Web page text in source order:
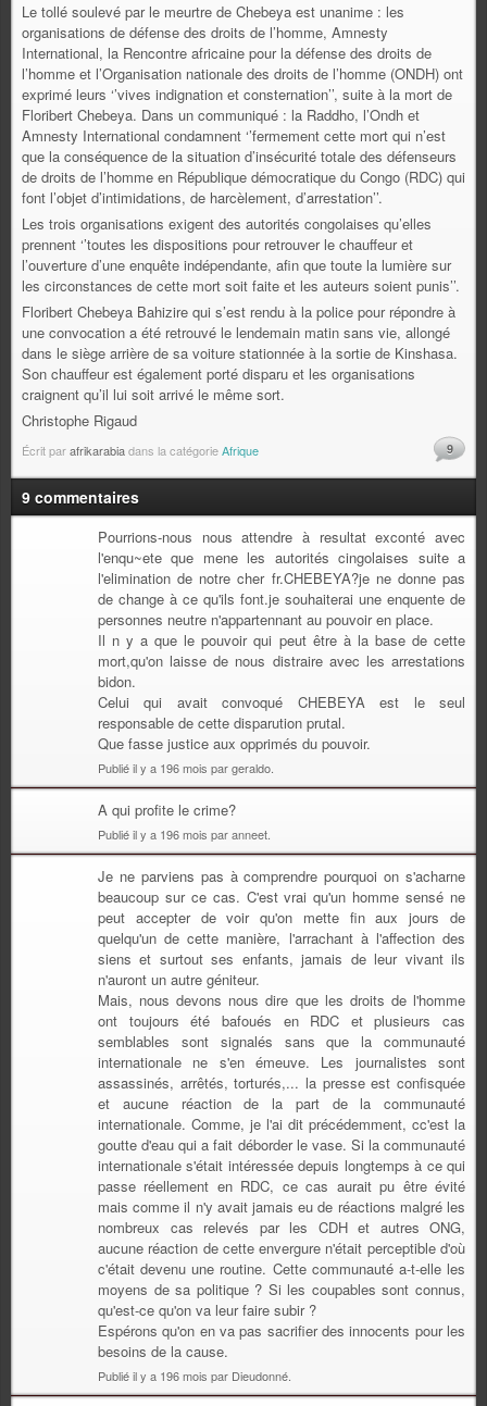
Le tollé soulevé par le meurtre de Chebeya est unanime : les
organisations de défense des droits de l’homme, Amnesty
International, la Rencontre africaine pour la défense des droits de
l’homme et l’Organisation nationale des droits de l’homme (ONDH) ont
exprimé leurs ‘’vives indignation et consternation’’, suite à la mort de
Floribert Chebeya. Dans un communiqué : la Raddho, l’Ondh et
Amnesty International condamnent ‘’fermement cette mort qui n’est
que la conséquence de la situation d’insécurité totale des défenseurs
de droits de l’homme en République démocratique du Congo (RDC) qui
font l’objet d’intimidations, de harcèlement, d’arrestation’’.
Les trois organisations exigent des autorités congolaises qu’elles
prennent ‘’toutes les dispositions pour retrouver le chauffeur et
l’ouverture d’une enquête indépendante, afin que toute la lumière sur
les circonstances de cette mort soit faite et les auteurs soient punis’’.
Floribert Chebeya Bahizire qui s’est rendu à la police pour répondre à
une convocation a été retrouvé le lendemain matin sans vie, allongé
dans le siège arrière de sa voiture stationnée à la sortie de Kinshasa.
Son chauffeur est également porté disparu et les organisations
craignent qu’il lui soit arrivé le même sort.
Christophe Rigaud
Écrit parafrikarabiadans la catégorieAfrique 9
9 commentaires
Pourrions-nous nous attendre à resultat exconté avec
l'enqu~ete que mene les autorités cingolaises suite a
l'elimination de notre cher fr.CHEBEYA?je ne donne pas
de change à ce qu'ils font.je souhaiterai une enquente de
personnes neutre n'appartennant au pouvoir en place.
Il n y a que le pouvoir qui peut être à la base de cette
mort,qu'on laisse de nous distraire avec les arrestations
bidon.
Celui qui avait convoqué CHEBEYA est le seul
responsable de cette disparution prutal.
Que fasse justice aux opprimés du pouvoir.
Publié il y a 196 mois par geraldo.
A qui profite le crime?
Publié il y a 196 mois par anneet.
Je ne parviens pas à comprendre pourquoi on s'acharne
beaucoup sur ce cas. C'est vrai qu'un homme sensé ne
peut accepter de voir qu'on mette fin aux jours de
quelqu'un de cette manière, l'arrachant à l'affection des
siens et surtout ses enfants, jamais de leur vivant ils
n'auront un autre géniteur.
Mais, nous devons nous dire que les droits de l'homme
ont toujours été bafoués en RDC et plusieurs cas
semblables sont signalés sans que la communauté
internationale ne s'en émeuve. Les journalistes sont
assassinés, arrêtés, torturés,... la presse est confisquée
et aucune réaction de la part de la communauté
internationale. Comme, je l'ai dit précédemment, cc'est la
goutte d'eau qui a fait déborder le vase. Si la communauté
internationale s'était intéressée depuis longtemps à ce qui
passe réellement en RDC, ce cas aurait pu être évité
mais comme il n'y avait jamais eu de réactions malgré les
nombreux cas relevés par les CDH et autres ONG,
aucune réaction de cette envergure n'était perceptible d'où
c'était devenu une routine. Cette communauté a-t-elle les
moyens de sa politique ? Si les coupables sont connus,
qu'est-ce qu'on va leur faire subir ?
Espérons qu'on en va pas sacrifier des innocents pour les
besoins de la cause.
Publié il y a 196 mois par Dieudonné.